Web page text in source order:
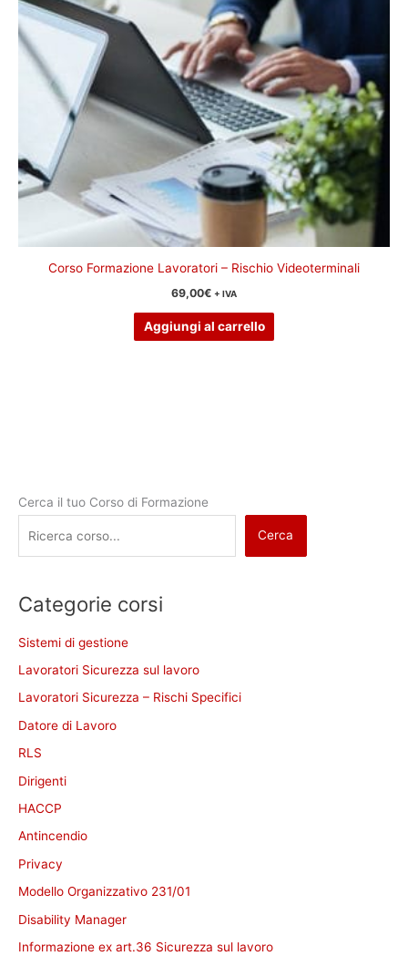
Corso Formazione Lavoratori – Rischio Videoterminali
69,00€ + IVA
Aggiungi al carrello
Cerca il tuo Corso di Formazione
Cerca
Categorie corsi
Sistemi di gestione
Lavoratori Sicurezza sul lavoro
Lavoratori Sicurezza – Rischi Specifici
Datore di Lavoro
RLS
Dirigenti
HACCP
Antincendio
Privacy
Modello Organizzativo 231/01
Disability Manager
Informazione ex art.36 Sicurezza sul lavoro